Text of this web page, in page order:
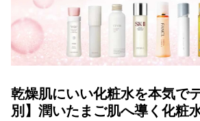
乾燥肌にいい化粧水を本気で
別】潤いたまご肌へ導く化粧